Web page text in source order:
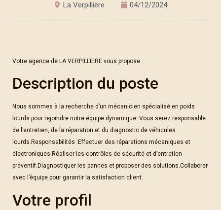
La Verpillière 04/12/2024
Votre agence de LA VERPILLIERE vous propose :
Description du poste
Nous sommes à la recherche d’un mécanicien spécialisé en poids
lourds pour rejoindre notre équipe dynamique. Vous serez responsable
de l’entretien, de la réparation et du diagnostic de véhicules
lourds.Responsabilités :Effectuer des réparations mécaniques et
électroniques.Réaliser les contrôles de sécurité et d’entretien
préventif.Diagnostiquer les pannes et proposer des solutions.Collaborer
avec l’équipe pour garantir la satisfaction client.
Votre profil